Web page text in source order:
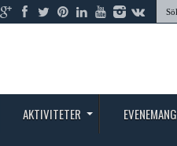
AKTIVITETER EVENEMANG